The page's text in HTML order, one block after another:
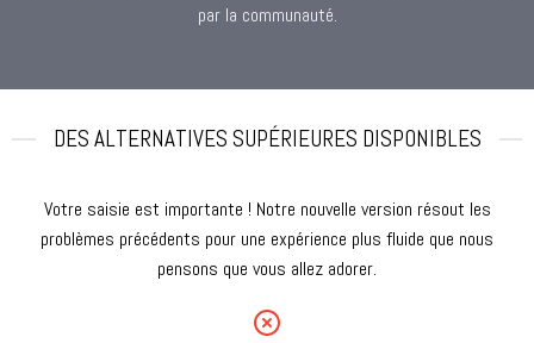
par la communauté.
DES ALTERNATIVES SUPÉRIEURES DISPONIBLES
Votre saisie est importante ! Notre nouvelle version résout les
problèmes précédents pour une expérience plus fluide que nous
pensons que vous allez adorer.